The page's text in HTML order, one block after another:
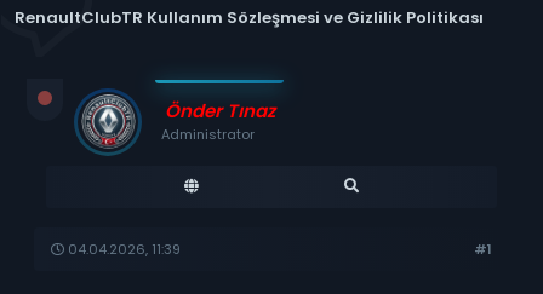
RenaultClubTR Kullanım Sözleşmesi ve Gizlilik Politikası
Önder Tınaz
Administrator
04.04.2026, 11:39 #1